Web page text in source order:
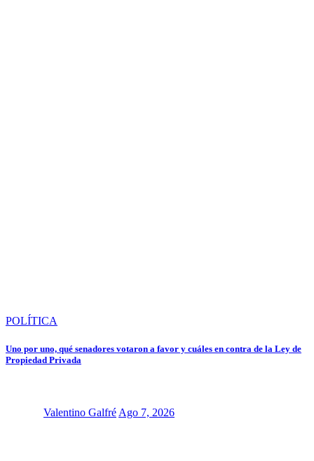
POLÍTICA
Uno por uno, qué senadores votaron a favor y cuáles en contra de la Ley de
Propiedad Privada
Valentino Galfré Ago 7, 2026